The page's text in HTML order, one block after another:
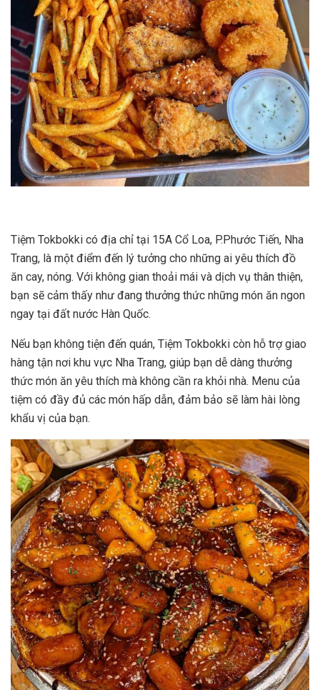
Tiệm Tokbokki có địa chỉ tại 15A Cổ Loa, P.Phước Tiến, Nha
Trang, là một điểm đến lý tưởng cho những ai yêu thích đồ
ăn cay, nóng. Với không gian thoải mái và dịch vụ thân thiện,
bạn sẽ cảm thấy như đang thưởng thức những món ăn ngon
ngay tại đất nước Hàn Quốc.
Nếu bạn không tiện đến quán, Tiệm Tokbokki còn hỗ trợ giao
hàng tận nơi khu vực Nha Trang, giúp bạn dễ dàng thưởng
thức món ăn yêu thích mà không cần ra khỏi nhà. Menu của
tiệm có đầy đủ các món hấp dẫn, đảm bảo sẽ làm hài lòng
khẩu vị của bạn.